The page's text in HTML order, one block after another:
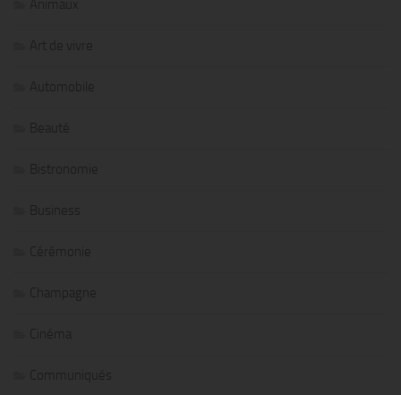
Animaux
Art de vivre
Automobile
Beauté
Bistronomie
Business
Cérémonie
Champagne
Cinéma
Communiqués